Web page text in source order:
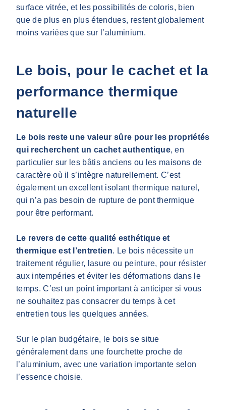
surface vitrée, et les possibilités de coloris, bien
que de plus en plus étendues, restent globalement
moins variées que sur l’aluminium.
Le bois, pour le cachet et la
performance thermique
naturelle
Le bois reste une valeur sûre pour les propriétés
qui recherchent un cachet authentique, en
particulier sur les bâtis anciens ou les maisons de
caractère où il s’intègre naturellement. C’est
également un excellent isolant thermique naturel,
qui n’a pas besoin de rupture de pont thermique
pour être performant.
Le revers de cette qualité esthétique et
thermique est l’entretien. Le bois nécessite un
traitement régulier, lasure ou peinture, pour résister
aux intempéries et éviter les déformations dans le
temps. C’est un point important à anticiper si vous
ne souhaitez pas consacrer du temps à cet
entretien tous les quelques années.
Sur le plan budgétaire, le bois se situe
généralement dans une fourchette proche de
l’aluminium, avec une variation importante selon
l’essence choisie.